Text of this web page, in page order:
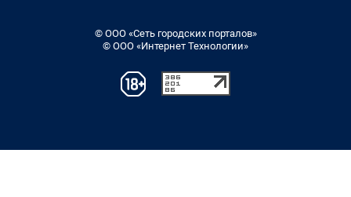
© ООО «Сеть городских порталов»
© ООО «Интернет Технологии»